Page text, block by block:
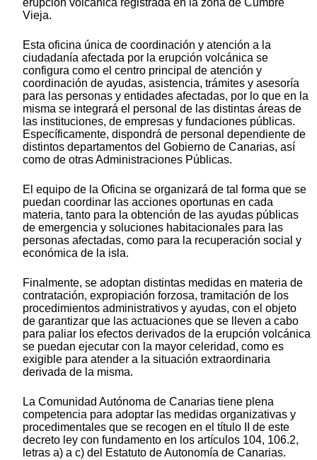
erupción volcánica registrada en la zona de Cumbre
Vieja.
Esta oficina única de coordinación y atención a la
ciudadanía afectada por la erupción volcánica se
configura como el centro principal de atención y
coordinación de ayudas, asistencia, trámites y asesoría
para las personas y entidades afectadas, por lo que en la
misma se integrará el personal de las distintas áreas de
las instituciones, de empresas y fundaciones públicas.
Específicamente, dispondrá de personal dependiente de
distintos departamentos del Gobierno de Canarias, así
como de otras Administraciones Públicas.
El equipo de la Oficina se organizará de tal forma que se
puedan coordinar las acciones oportunas en cada
materia, tanto para la obtención de las ayudas públicas
de emergencia y soluciones habitacionales para las
personas afectadas, como para la recuperación social y
económica de la isla.
Finalmente, se adoptan distintas medidas en materia de
contratación, expropiación forzosa, tramitación de los
procedimientos administrativos y ayudas, con el objeto
de garantizar que las actuaciones que se lleven a cabo
para paliar los efectos derivados de la erupción volcánica
se puedan ejecutar con la mayor celeridad, como es
exigible para atender a la situación extraordinaria
derivada de la misma.
La Comunidad Autónoma de Canarias tiene plena
competencia para adoptar las medidas organizativas y
procedimentales que se recogen en el título II de este
decreto ley con fundamento en los artículos 104, 106.2,
letras a) a c) del Estatuto de Autonomía de Canarias.